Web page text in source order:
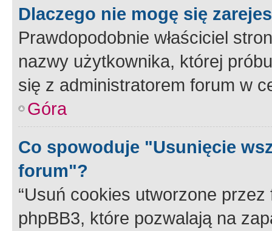
Dlaczego nie mogę się
Prawdopodobnie właściciel
nazwy użytkownika, której
się z administratorem forum w
Góra
Co spowoduje "Usunięcie
forum"?
“Usuń cookies utworzone
phpBB3, które pozwalają na